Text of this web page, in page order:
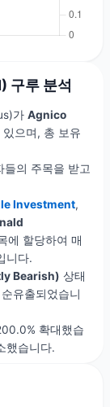
구루 분석
가 Agnico
으며, 총 보유
의 주목을 받고
Investment,
에 할당하여 매
니다.
Bearish) 상태
유출되었습니
확대했습
했습니다.